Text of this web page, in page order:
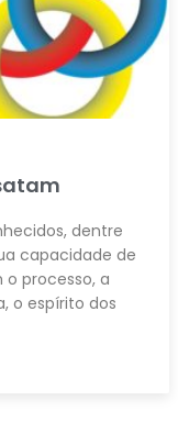
dentre
capacidade de
o processo, a
o espírito dos